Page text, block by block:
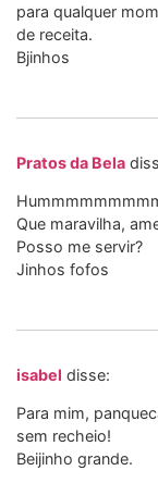
para qualquer
de receita.
Bjinhos
Pratos da Bela
Que maravilha,
Posso me servir?
Jinhos fofos
isabel disse:
Para mim,
sem recheio!
Beijinho grande.